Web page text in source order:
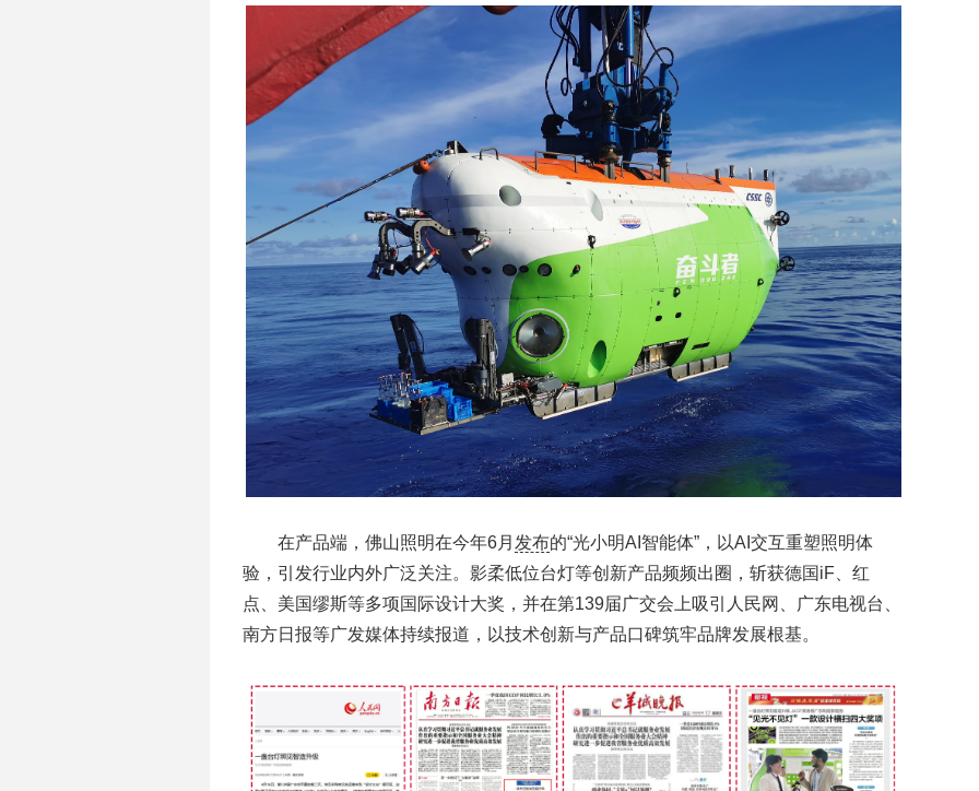
在产品端，佛山照明在今年6月 发布的“光小明AI智能体”，以AI交互重塑照明体
验，引发行业内外广泛关注。影柔低位台灯等创新产品频频出圈，斩获德国iF、红
点、美国缪斯等多项国际设计大奖，并在第139届广交会上吸引人民网、广东电视台、
南方日报等广发媒体持续报道，以技术创新与产品口碑筑牢品牌发展根基。